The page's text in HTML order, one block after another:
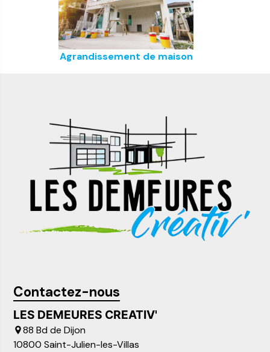
Agrandissement de maison
Contactez-nous
LES DEMEURES CREATIV'
88 Bd de Dijon
10800 Saint-Julien-les-Villas